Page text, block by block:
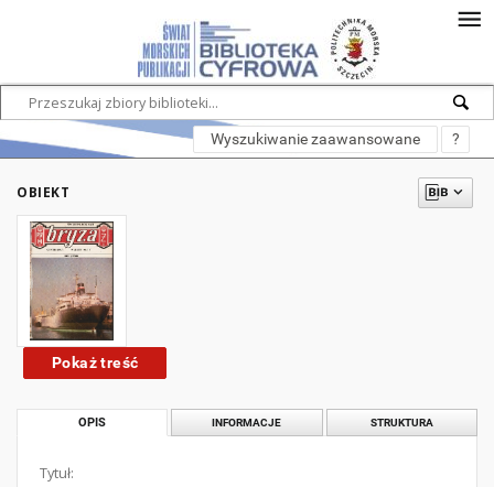
Wyszukiwanie zaawansowane ?
OBIEKT
Pokaż treść
OPIS INFORMACJE STRUKTURA
Tytuł: